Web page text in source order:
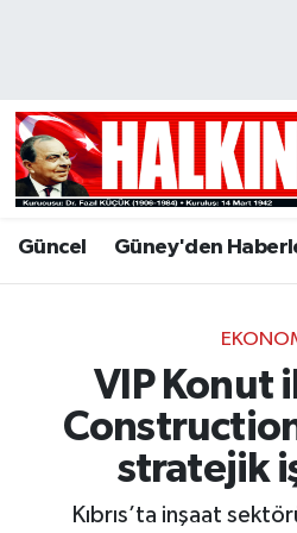
Güncel Güney'den
VIP Konut
stratejik
Kıbrıs’ta inşaat
Hava Durumu
Trafik Durumu
Son Dakika Haberleri
Haber Arşivi